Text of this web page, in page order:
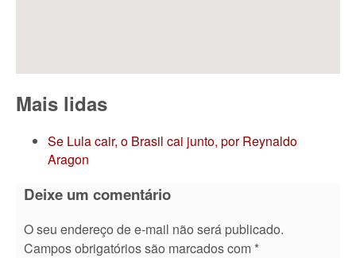
Mais lidas
Se Lula cair, o Brasil cai junto, por Reynaldo
Aragon
Deixe um comentário
O seu endereço de e-mail não será publicado.
Campos obrigatórios são marcados com *